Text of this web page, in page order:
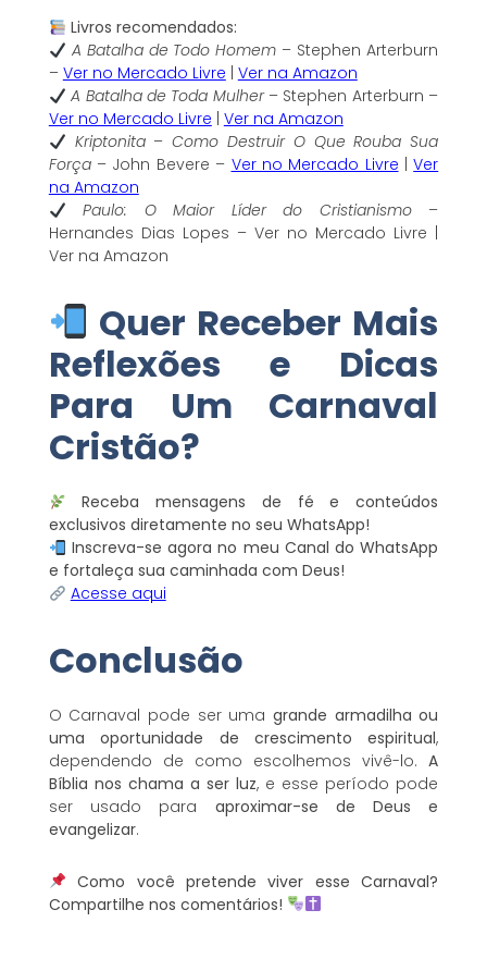
Livros recomendados:
A Batalha de Todo Homem – Stephen Arterburn
– Ver no Mercado Livre Ver na Amazon
A Batalha de Toda Mulher– Stephen Arterburn –
Ver no Mercado Livre Ver na Amazon
Kriptonita–Como Destruir O Que Rouba Sua
Força– John Bevere – Ver no Mercado Livre |Ver
na Amazon
Paulo: O Maior Líder do Cristianismo–
Hernandes Dias Lopes – Ver no Mercado Livre |
Ver na Amazon
Quer Receber Mais
Reflexões e Dicas
Para Um Carnaval
Cristão?
Receba mensagens de fé e conteúdos
exclusivos diretamente no seu WhatsApp!
Inscreva-se agora no meu Canal do WhatsApp
e fortaleça sua caminhada com Deus!
Acesse aqui
Conclusão
O Carnaval pode ser uma grande armadilha ou
uma oportunidade de crescimento espiritual,
dependendo de como escolhemos vivê-lo.A
Bíblia nos chama a ser luz, e esse período pode
ser usado para aproximar-se de Deus e
evangelizar.
Como você pretende viver esse Carnaval?
Compartilhe nos comentários!